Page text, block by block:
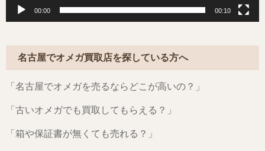
00:00 00:10
名古屋でオメガ買取店を探している方へ
「名古屋でオメガを売るならどこが高いの？」
「古いオメガでも買取してもらえる？」
「箱や保証書が無くても売れる？」